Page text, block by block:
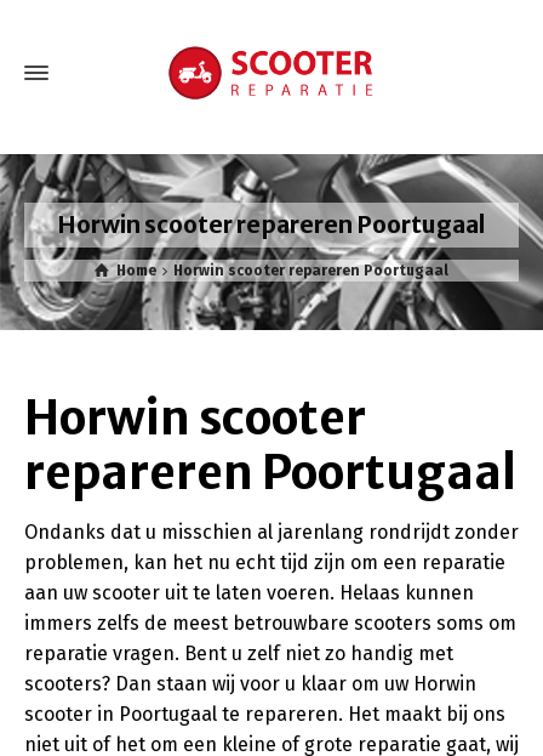
Horwin scooter repareren Poortugaal
Home Horwin scooter repareren Poortugaal
Horwin scooter
repareren Poortugaal
Ondanks dat u misschien al jarenlang rondrijdt zonder
problemen, kan het nu echt tijd zijn om een reparatie
aan uw scooter uit te laten voeren. Helaas kunnen
immers zelfs de meest betrouwbare scooters soms om
reparatie vragen. Bent u zelf niet zo handig met
scooters? Dan staan wij voor u klaar om uw Horwin
scooter in Poortugaal te repareren. Het maakt bij ons
niet uit of het om een kleine of grote reparatie gaat, wij